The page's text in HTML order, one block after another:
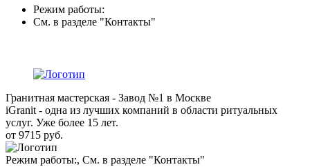
Режим работы:
См. в разделе "Контакты"
Гранитная мастерская - Завод №1 в Москве
iGranit - одна из лучших компаний в области ритуальных
услуг. Уже более 15 лет.
от 9715 руб.
Режим работы:, См. в разделе "Контакты"